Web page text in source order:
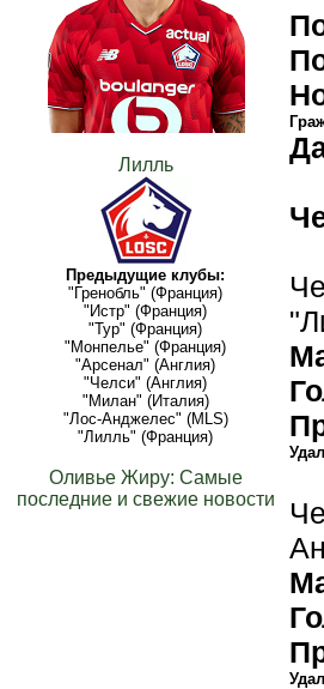
Лилль
Предыдущие клубы:
"Гренобль" (Франция)
"Истр" (Франция)
"Тур" (Франция)
"Монпелье" (Франция)
"Арсенал" (Англия)
"Челси" (Англия)
"Милан" (Италия)
"Лос-Анджелес" (MLS)
"Лилль" (Франция)
Оливье Жиру: Самые
последние и свежие новости